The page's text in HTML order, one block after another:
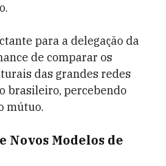
para a delegação da
de comparar os
das grandes redes
brasileiro, percebendo
mútuo.
Novos Modelos de